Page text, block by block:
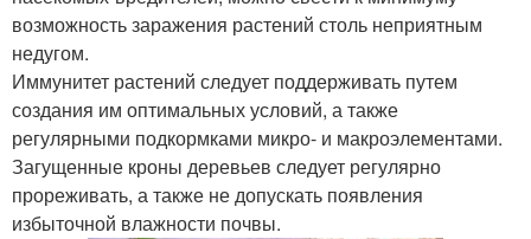
возможность заражения растений столь неприятным
недугом.
Иммунитет растений следует поддерживать путем
создания им оптимальных условий, а также
регулярными подкормками микро- и макроэлементами.
Загущенные кроны деревьев следует регулярно
прореживать, а также не допускать появления
избыточной влажности почвы.